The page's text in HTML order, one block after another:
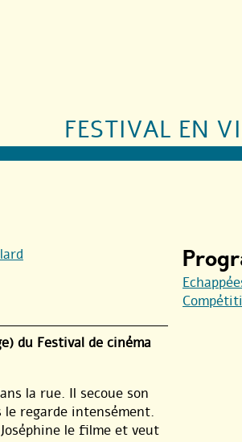
FESTIVAL EN
du Festival de cinéma
la rue. Il secoue son
le regarde intensément.
le filme et veut